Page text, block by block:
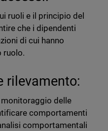
ruoli e il principio del
che i dipendenti
di cui hanno
ruolo.
rilevamento:
delle
comportamenti
comportamentali